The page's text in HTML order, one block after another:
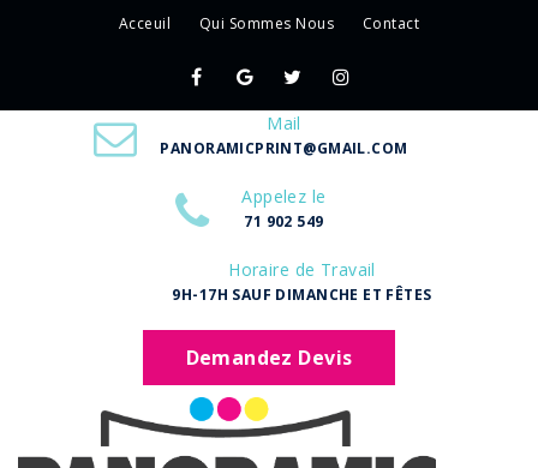
Acceuil Qui Sommes Nous Contact
Mail
PANORAMICPRINT@GMAIL.COM
Appelez le
71 902 549
Horaire de Travail
9H-17H SAUF DIMANCHE ET FÊTES
Demandez Devis